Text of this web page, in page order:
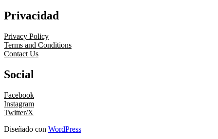
Privacidad
Privacy Policy
Terms and Conditions
Contact Us
Social
Facebook
Instagram
Twitter/X
Diseñado con WordPress